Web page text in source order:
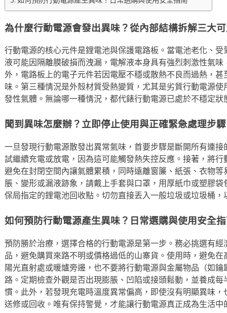
為什麼行動電源會發出異味？從內部結構拆解三大
行動電源的核心元件是鋰電池與保護電路板。當電池老化、
液可能因隔離膜破損而洩漏，電解液本身具有強烈刺激性氣
外，電路板上的電子元件若因電壓不穩或散熱不良而過熱，
味。第三種情況是外殼材質受熱變質，尤其是劣質行動電源
發性氣體。無論哪一種情況，都代錶行動電源已處於不穩定
聞到異味怎麼辦？立即停止使用與正確緊急處理步驟
一旦發現行動電源散發出異常氣味，首要步驟是斷開所有連
試繼續充電或放電，因為這可能觸發熱失控反應。接著，將
避免在封閉空間內讓氣體累積，同時遠離窗簾、紙張、衣物
脹、變形或漏液跡象，請戴上手套與口罩，用厚紙巾或塑膠
保局指定的鋰電池回收點。切勿直接丟入一般垃圾或垃圾桶
如何預防行動電源產生異味？日常選購與使用安全
預防勝於治療，選擇合格的行動電源是第一步。務必挑選有
品，避免購買來路不明或價格過低的山寨貨。使用時，避免
陽光直射處或暖爐旁邊，也不要將行動電源與金屬物品（如
路。定期檢查外觀是否出現膨脹、凹陷或接頭鬆動，並養成
慣。此外，若發現充電時溫度異常偏高，即使沒有明顯異味
送修或回收。唯有保持警覺，才能讓行動電源真正成為生活